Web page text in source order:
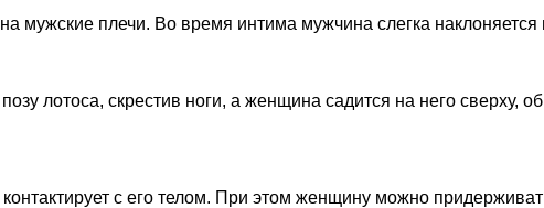
мужские плечи. Во время интима мужчина слегка
лотоса, скрестив ноги, а женщина садится на него
с его телом. При этом женщину можно